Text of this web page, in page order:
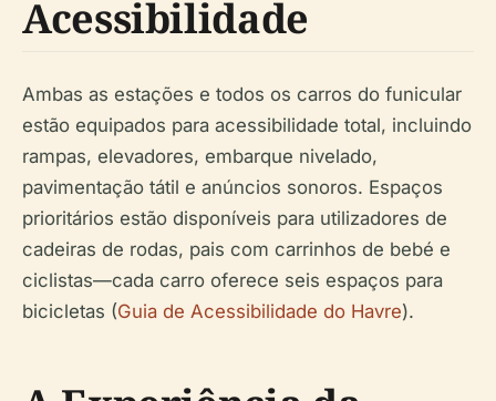
Acessibilidade
Ambas as estações e todos os carros do funicular
estão equipados para acessibilidade total, incluindo
rampas, elevadores, embarque nivelado,
pavimentação tátil e anúncios sonoros. Espaços
prioritários estão disponíveis para utilizadores de
cadeiras de rodas, pais com carrinhos de bebé e
ciclistas—cada carro oferece seis espaços para
bicicletas (Guia de Acessibilidade do Havre).